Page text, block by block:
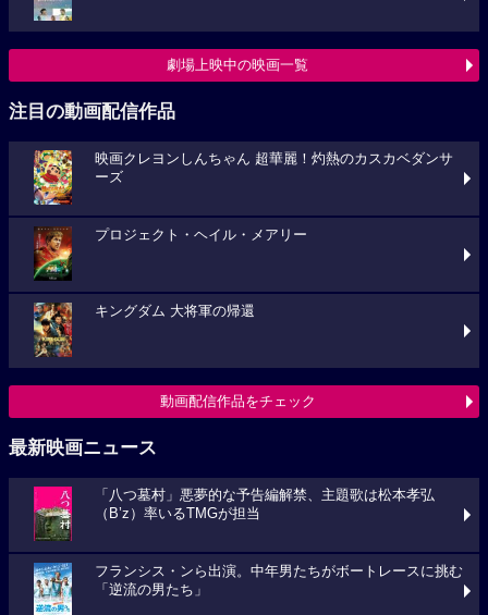
劇場上映中の映画一覧
注目の動画配信作品
映画クレヨンしんちゃん 超華麗！灼熱のカスカベダンサ
ーズ
プロジェクト・ヘイル・メアリー
キングダム 大将軍の帰還
動画配信作品をチェック
最新映画ニュース
「八つ墓村」悪夢的な予告編解禁、主題歌は松本孝弘
（B’z）率いるTMGが担当
フランシス・ンら出演。中年男たちがボートレースに挑む
「逆流の男たち」